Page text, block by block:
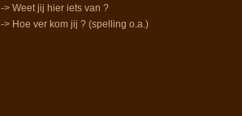
-> Weet jij hier iets van ?
-> Hoe ver kom jij ? (spelling o.a.)